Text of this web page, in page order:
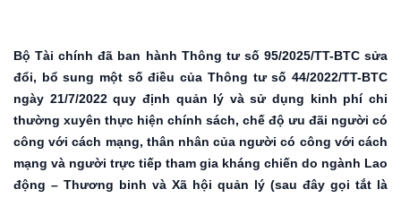
Bộ Tài chính đã ban hành Thông tư số 95/2025/TT-BTC sửa
đổi, bổ sung một số điều của Thông tư số 44/2022/TT-BTC
ngày 21/7/2022 quy định quản lý và sử dụng kinh phí chi
thường xuyên thực hiện chính sách, chế độ ưu đãi người có
công với cách mạng, thân nhân của người có công với cách
mạng và người trực tiếp tham gia kháng chiến do ngành Lao
động – Thương binh và Xã hội quản lý (sau đây gọi tắt là